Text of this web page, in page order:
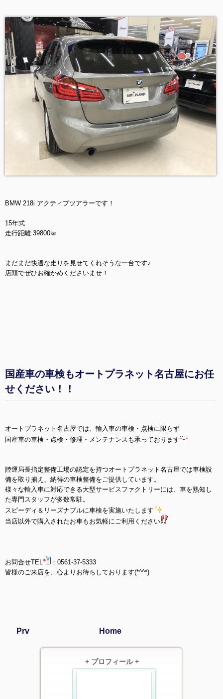
+ プロフィール +
BMW 218i アクティブツアラーです！
15年式
走行距離:39800㎞
まだまだ快適な走りを見せてくれそうな一台です♪
店頭でぜひお確かめくださいませ！
国産車の車検もオートプラネット名古屋にお任
せください！！
オートプラネット名古屋では、輸入車の車検・点検に限らず
国産車の車検・点検・修理・メンテナンスも承っております
陸運局長指定整備工場の認定を持つオートプラネット名古屋では車検設
備を取り揃え、納得の車検整備をご提供しています。
様々な輸入車に対応できる大型サービスファクトリーには、車を熟知し
た専門スタッフが多数常駐。
スピーディ＆リーズナブルに車検を実施いたします
当店以外で購入されたお車もお気軽にご利用ください
お問合せTEL
：0561-37-5333
皆様のご来店を、心よりお待ちしております(*^^*)
Prv Home